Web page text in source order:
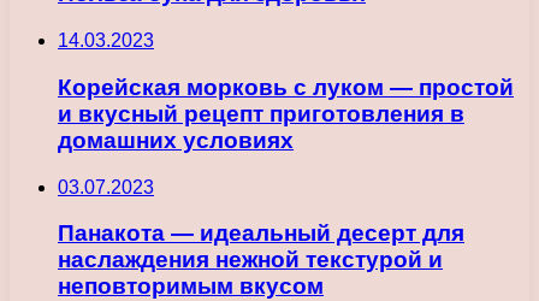
14.03.2023
Корейская морковь с луком — простой
и вкусный рецепт приготовления в
домашних условиях
03.07.2023
Панакота — идеальный десерт для
наслаждения нежной текстурой и
неповторимым вкусом